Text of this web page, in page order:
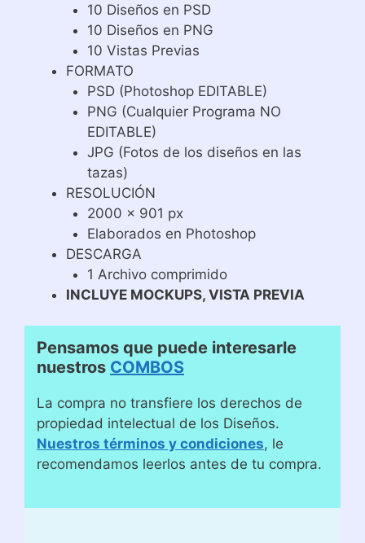
10 Diseños en PSD
10 Diseños en PNG
10 Vistas Previas
FORMATO
PSD (Photoshop EDITABLE)
PNG (Cualquier Programa NO
EDITABLE)
JPG (Fotos de los diseños en las
tazas)
RESOLUCIÓN
2000 x 901 px
Elaborados en Photoshop
DESCARGA
1 Archivo comprimido
INCLUYE MOCKUPS, VISTA PREVIA
Pensamos que puede interesarle
nuestros COMBOS
La compra no transfiere los derechos de
propiedad intelectual de los Diseños.
Nuestros términos y condiciones, le
recomendamos leerlos antes de tu compra.